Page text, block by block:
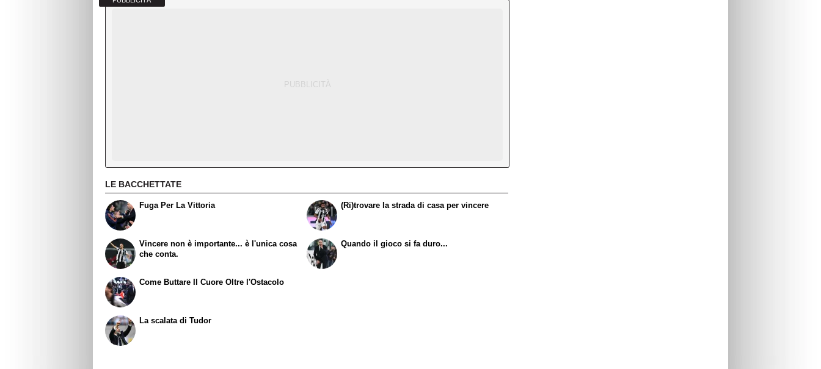
LE BACCHETTATE
Fuga Per La Vittoria
Vincere non è importante... è l'unica cosa
che conta.
(Ri)trovare la strada di casa per vincere
Quando il gioco si fa duro...
Come Buttare Il Cuore Oltre l'Ostacolo
La scalata di Tudor